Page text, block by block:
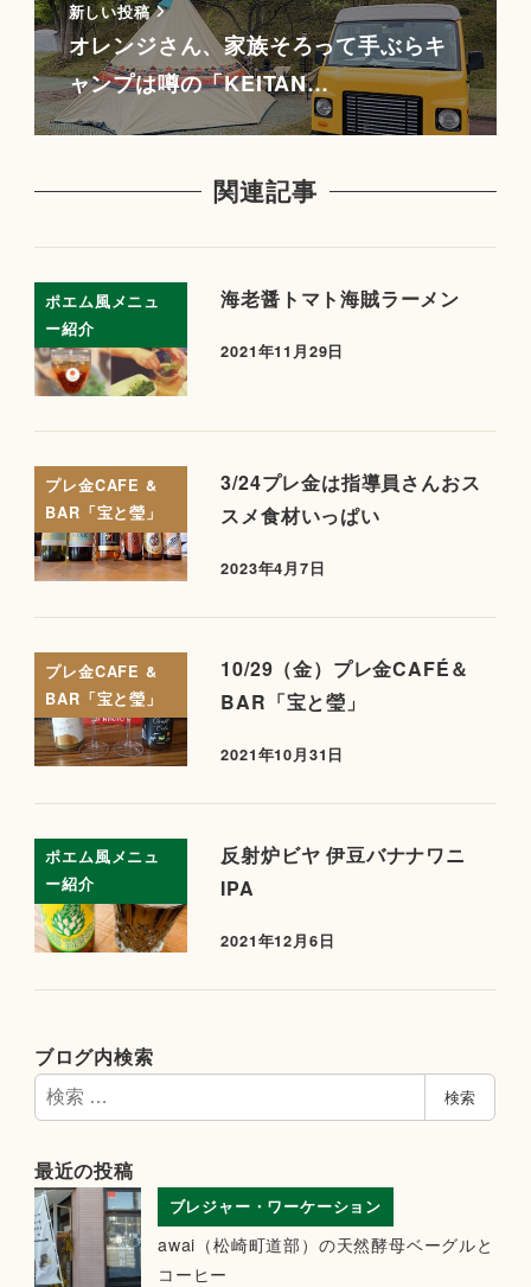
新しい投稿
オレンジさん、家族そろって手ぶらキ
ャンプは噂の「KEITAN…
関連記事
ポエム風メニュ
ー紹介
海老醤トマト海賊ラーメン
2021年11月29日
プレ金CAFE &
BAR「宝と瑩」
3/24プレ金は指導員さんおス
スメ食材いっぱい
2023年4月7日
プレ金CAFE &
BAR「宝と瑩」
10/29（金）プレ金CAFÉ＆
BAR「宝と瑩」
2021年10月31日
ポエム風メニュ
ー紹介
反射炉ビヤ 伊豆バナナワニ
IPA
2021年12月6日
ブログ内検索
検
索
検索
最近の投稿
ブレジャー・ワーケーション
awai（松崎町道部）の天然酵母ベーグルと
コーヒー